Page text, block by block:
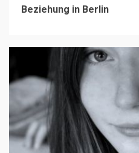
Beziehung in Berlin